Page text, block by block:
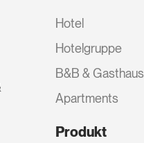
Hotel
Hotelgruppe
B&B & Gasthaus
Apartments
Produkt